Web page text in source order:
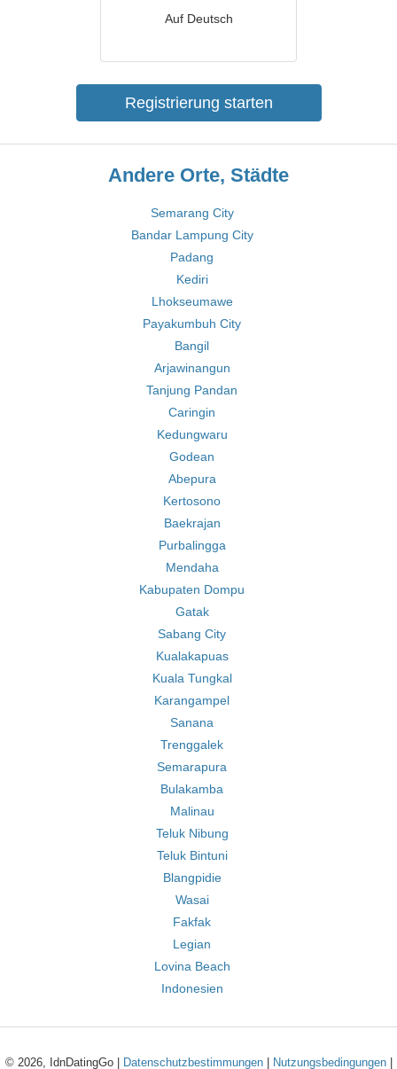
Auf Deutsch
Registrierung starten
Andere Orte, Städte
Semarang City
Bandar Lampung City
Padang
Kediri
Lhokseumawe
Payakumbuh City
Bangil
Arjawinangun
Tanjung Pandan
Caringin
Kedungwaru
Godean
Abepura
Kertosono
Baekrajan
Purbalingga
Mendaha
Kabupaten Dompu
Gatak
Sabang City
Kualakapuas
Kuala Tungkal
Karangampel
Sanana
Trenggalek
Semarapura
Bulakamba
Malinau
Teluk Nibung
Teluk Bintuni
Blangpidie
Wasai
Fakfak
Legian
Lovina Beach
Indonesien
© 2026, IdnDatingGo | Datenschutzbestimmungen| Nutzungsbedingungen|